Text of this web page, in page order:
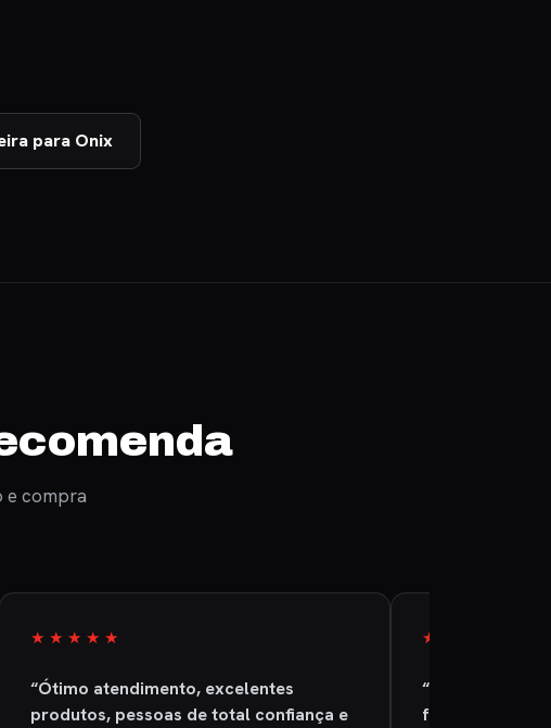
para Onix
e compra
★★★★★
“Ótimo atendimento, excelentes
produtos, pessoas de total confiança e
★★★★★
“A empresa é
foi entregue